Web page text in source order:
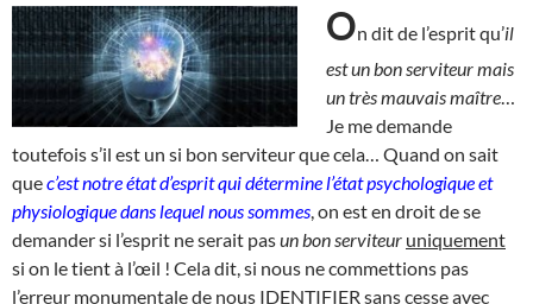
On dit de l’esprit qu’il
est un bon serviteur mais
un très mauvais maître
Je me demande
toutefois s’il est un si bon serviteur que cela… Quand on sait
quec’est notre état d’esprit qui détermine l’état psychologique et
physiologique dans lequel nous sommes , on est en droit de se
demander si l’esprit ne serait pasun bon serviteur uniquement
si on le tient à l’œil ! Cela dit, si nous ne commettions pas
l’erreur monumentale de nous IDENTIFIER sans cesse avec